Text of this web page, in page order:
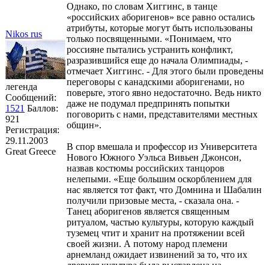
Nikоs rus
легенда
Сообщений:
1521 Баллов:
921
Регистрация:
29.11.2003
Great Greece
Однако, по словам Хиггинс, в танце
«российских аборигенов» все равно остались
атрибуты, которые могут быть использованы
только посвященными. «Понимаем, что
россияне пытались устранить конфликт,
разразившийся еще до начала Олимпиады, -
отмечает Хиггинс. - Для этого были проведены
переговоры с канадскими аборигенами, но
поверьте, этого явно недостаточно. Ведь никто
даже не подумал предпринять попытки
поговорить с нами, представителями местных
общин».
В спор вмешала и профессор из Университета
Нового Южного Уэльса Вивьен Джонсон,
назвав костюмы российских танцоров
нелепыми. «Еще большим оскорблением для
нас является тот факт, что Домнина и Шабалин
получили призовые места, - сказала она. -
Танец аборигенов является священным
ритуалом, частью культуры, которую каждый
туземец чтит и хранит на протяжении всей
своей жизни. А потому народ племени
арнемланд ожидает извинений за то, что их